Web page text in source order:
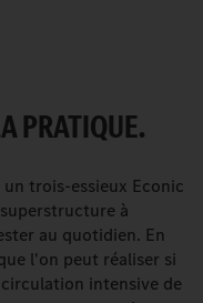
PRATIQUE.
trois-essieux Econic
à
au quotidien. En
l'on peut réaliser si
intensive de